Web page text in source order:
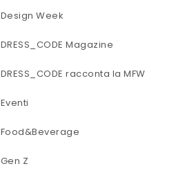
Design Week
DRESS_CODE Magazine
DRESS_CODE racconta la MFW
Eventi
Food&Beverage
Gen Z